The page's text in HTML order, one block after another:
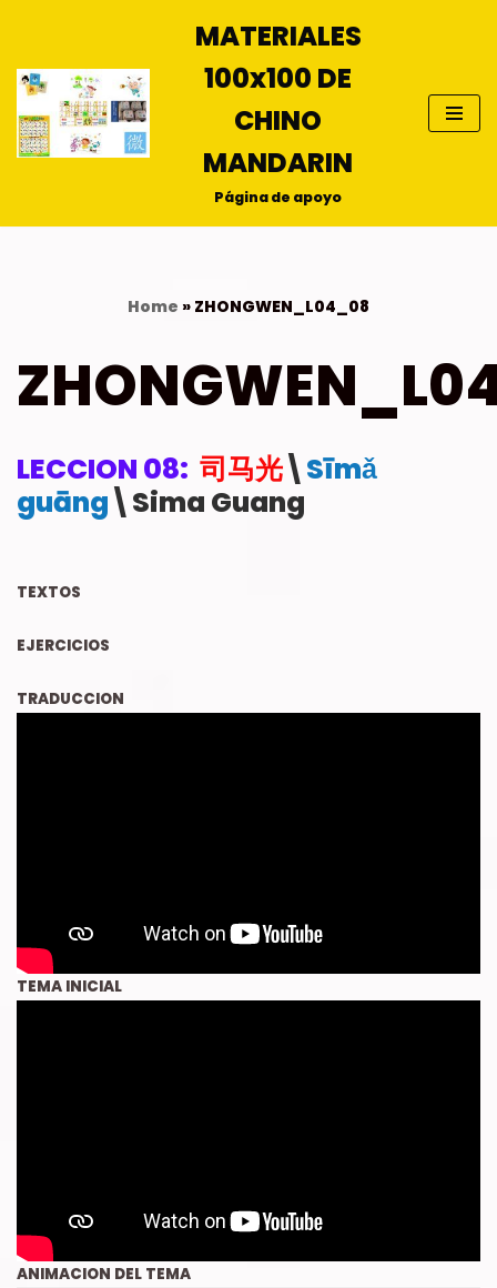
al
contenido
MATERIALES
100x100 DE
CHINO
MANDARIN
Página de apoyo
Home » ZHONGWEN_L04_08
LECCION 08: 司马光\ Sīmǎ
guāng\Sima Guang
TEXTOS
EJERCICIOS
TRADUCCION
TEMA INICIAL
ANIMACION DEL TEMA